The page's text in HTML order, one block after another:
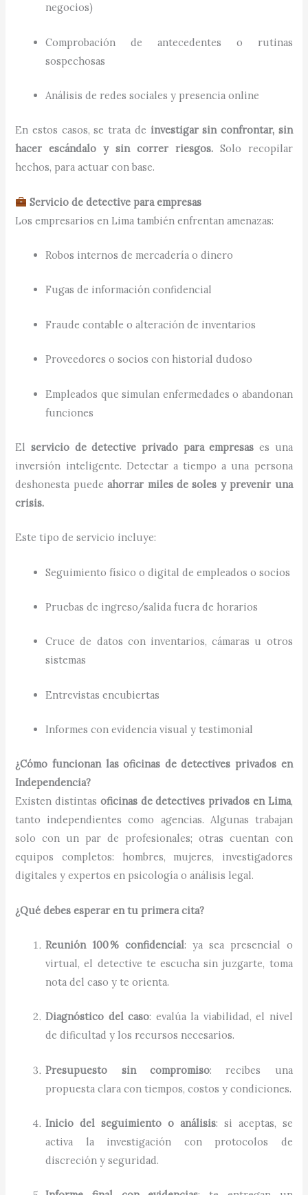
negocios)
Comprobación de antecedentes o rutinas
sospechosas
Análisis de redes sociales y presencia online
En estos casos, se trata de investigar sin confrontar, sin
hacer escándalo y sin correr riesgos.Solo recopilar
hechos, para actuar con base.
Servicio de detective para empresas
Los empresarios en Lima también enfrentan amenazas:
Robos internos de mercadería o dinero
Fugas de información confidencial
Fraude contable o alteración de inventarios
Proveedores o socios con historial dudoso
Empleados que simulan enfermedades o abandonan
funciones
Elservicio de detective privado para empresas es una
inversión inteligente. Detectar a tiempo a una persona
deshonesta puedeahorrar miles de soles y prevenir una
crisis.
Este tipo de servicio incluye:
Seguimiento físico o digital de empleados o socios
Pruebas de ingreso/salida fuera de horarios
Cruce de datos con inventarios, cámaras u otros
sistemas
Entrevistas encubiertas
Informes con evidencia visual y testimonial
¿Cómo funcionan las oficinas de detectives privados en
Independencia?
Existen distintas oficinas de detectives privados en Lima,
tanto independientes como agencias. Algunas trabajan
solo con un par de profesionales; otras cuentan con
equipos completos: hombres, mujeres, investigadores
digitales y expertos en psicología o análisis legal.
¿Qué debes esperar en tu primera cita?
Reunión 100 % confidencial: ya sea presencial o
virtual, el detective te escucha sin juzgarte, toma
nota del caso y te orienta.
Diagnóstico del caso: evalúa la viabilidad, el nivel
de dificultad y los recursos necesarios.
Presupuesto sin compromiso: recibes una
propuesta clara con tiempos, costos y condiciones.
Inicio del seguimiento o análisis: si aceptas, se
activa la investigación con protocolos de
discreción y seguridad.